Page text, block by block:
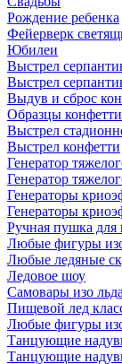
Рождение ребенка
Фейерверк
Юбилеи
Выстрел
Выстрел
Выдув и сброс
Образцы
Выстрел
Выстрел конфетти
Генератор
Генератор
Генераторы
Генераторы
Ручная пушка для
Любые фигуры
Любые ледяные
Ледовое шоу
Самовары изо льда
Пищевой лед
Любые фигуры
Танцующие
Танцующие